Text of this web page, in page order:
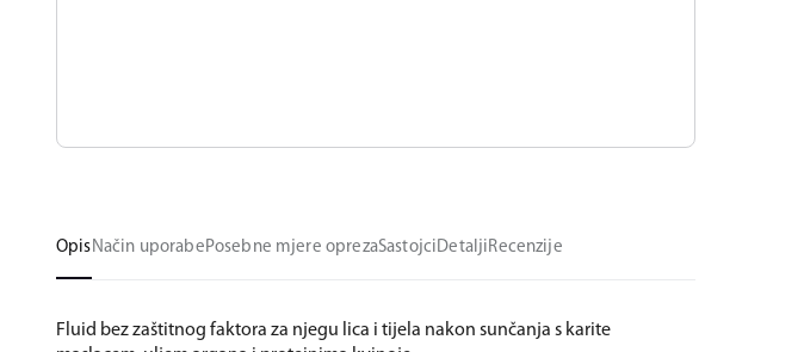
OpisNačin uporabePosebne mjere oprezaSastojciDetaljiRecenzije
Fluid bez zaštitnog faktora za njegu lica i tijela nakon sunčanja s karite